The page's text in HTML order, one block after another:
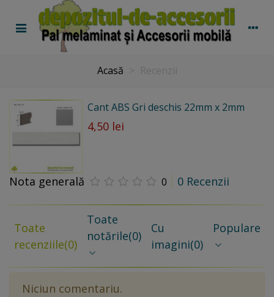
Acasă
Cant ABS Gri deschis 22mm x 2mm
4,50 lei
Nota generală 0 0 Recenzii
Toate
recenziile(0)
Toate
notările(0)
Cu
imagini(0)
Populare
Niciun comentariu.